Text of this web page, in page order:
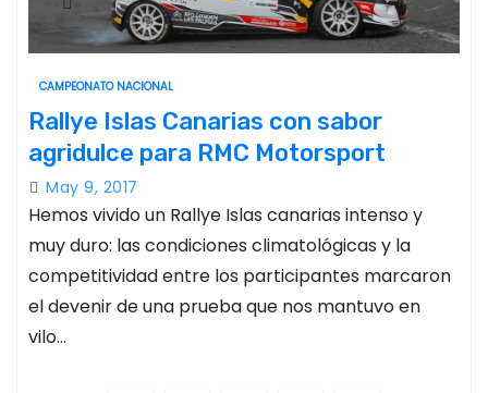
CAMPEONATO NACIONAL
Rallye Islas Canarias con sabor
agridulce para RMC Motorsport
May 9, 2017
Hemos vivido un Rallye Islas canarias intenso y
muy duro: las condiciones climatológicas y la
competitividad entre los participantes marcaron
el devenir de una prueba que nos mantuvo en
vilo…